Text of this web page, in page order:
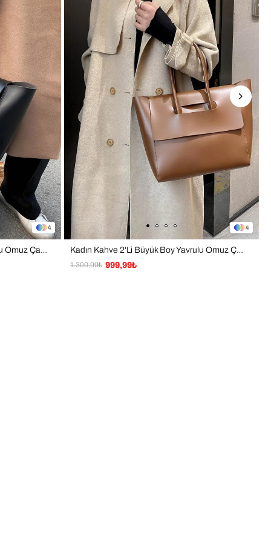
4
Kadın Siyah 2'Li Büyük Boy Yavrulu Omuz Çanta
4
Kadın Kahve 2'Li Büyük Boy Yavrulu Omuz Çanta
999,99₺
1.300,99₺